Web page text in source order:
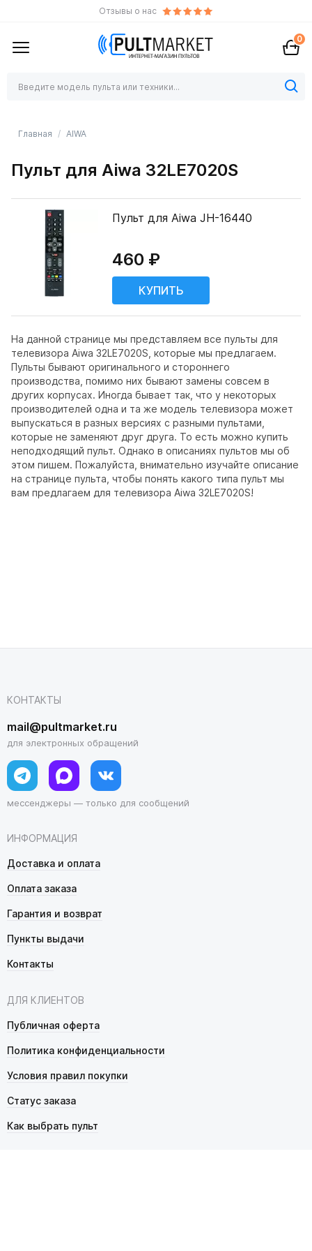
Отзывы о нас
0
Главная AIWA
Пульт для Aiwa 32LE7020S
На данной странице мы представляем все пульты для
телевизора Aiwa 32LE7020S, которые мы предлагаем.
Пульты бывают оригинального и стороннего
производства, помимо них бывают замены совсем в
других корпусах. Иногда бывает так, что у некоторых
производителей одна и та же модель телевизора может
выпускаться в разных версиях с разными пультами,
которые не заменяют друг друга. То есть можно купить
неподходящий пульт. Однако в описаниях пультов мы об
этом пишем. Пожалуйста, внимательно изучайте описание
на странице пульта, чтобы понять какого типа пульт мы
вам предлагаем для телевизора Aiwa 32LE7020S!
Пульт для Aiwa JH-16440
460 ₽
ИНФОРМАЦИЯ
Доставка и оплата
Оплата заказа
Гарантия и возврат
Пункты выдачи
Контакты
ДЛЯ КЛИЕНТОВ
Публичная оферта
Политика конфиденциальности
Условия правил покупки
Статус заказа
Как выбрать пульт
КОНТАКТЫ
mail@pultmarket.ru
для электронных обращений
мессенджеры — только для сообщений